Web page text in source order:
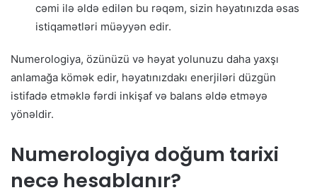
cəmi ilə əldə edilən bu rəqəm, sizin həyatınızda əsas
istiqamətləri müəyyən edir.
Numerologiya, özünüzü və həyat yolunuzu daha yaxşı
anlamağa kömək edir, həyatınızdakı enerjiləri düzgün
istifadə etməklə fərdi inkişaf və balans əldə etməyə
yönəldir.
Numerologiya doğum tarixi
necə hesablanır?